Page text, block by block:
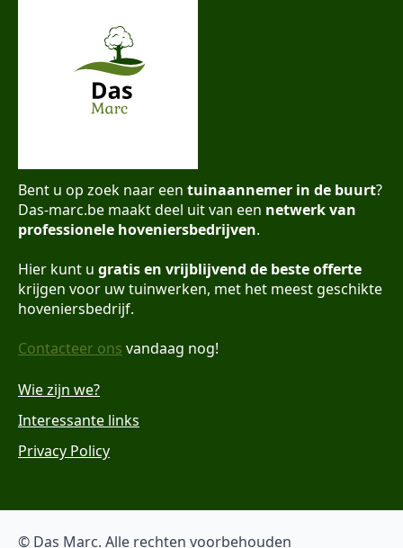
Bent u op zoek naar een tuinaannemer in de buurt?
Das-marc.be maakt deel uit van een netwerk van
professionele hoveniersbedrijven.
Hier kunt u gratis en vrijblijvend de beste offerte
krijgen voor uw tuinwerken, met het meest geschikte
hoveniersbedrijf.
Contacteer ons vandaag nog!
Wie zijn we?
Interessante links
Privacy Policy
© Das Marc. Alle rechten voorbehouden